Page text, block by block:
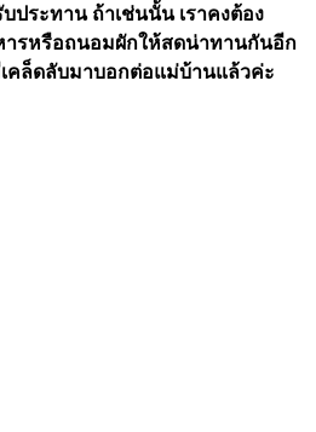
ประทาน ถ้าเช่นนั้น เราคงต้อง
รหรือถนอมผักให้สดน่าทานกันอีก
คล็ดลับมาบอกต่อแม่บ้านแล้วค่ะ